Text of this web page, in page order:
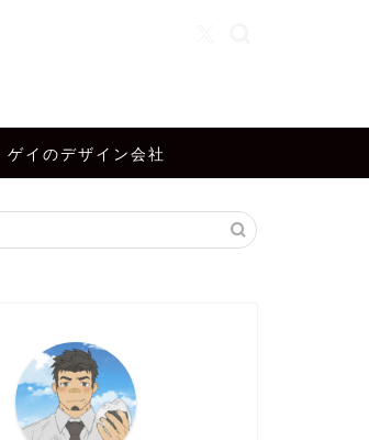
ゲイのデザイン会社